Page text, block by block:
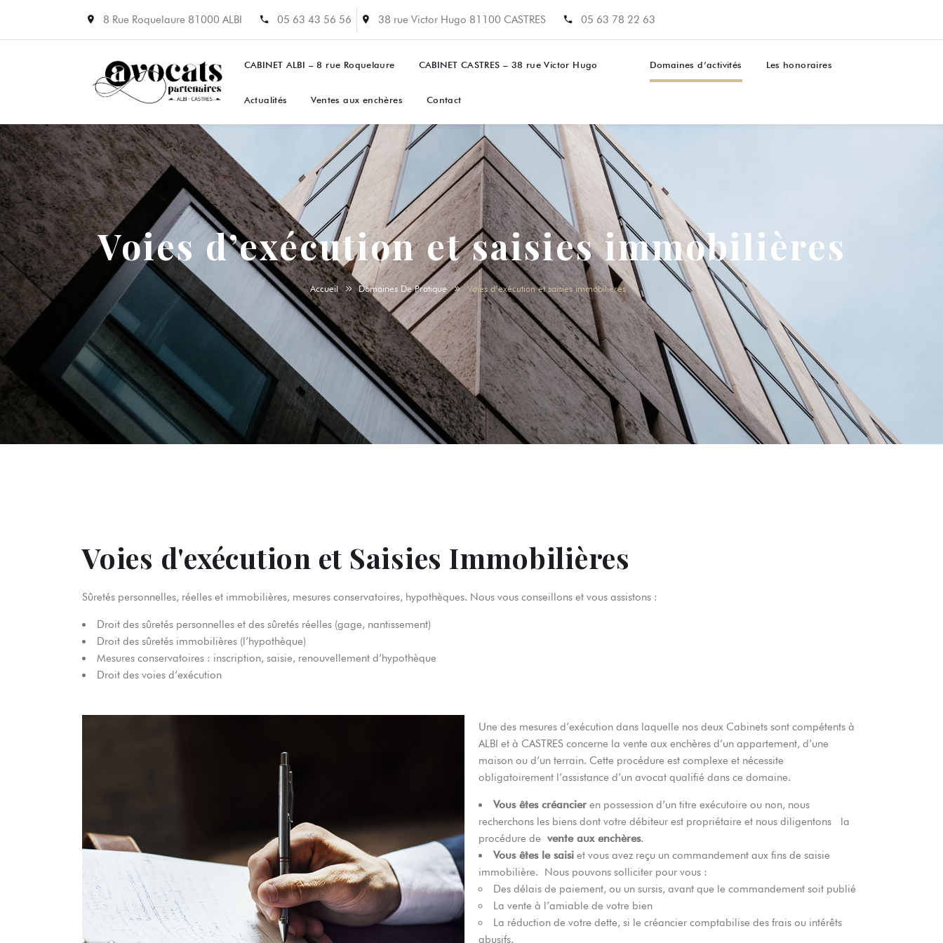
8 Rue Roquelaure 81000 ALBI 05 63 43 56 56 38 rue Victor Hugo 81100 CASTRES 05 63 78 22 63
CABINET ALBI – 8 rue Roquelaure CABINET CASTRES – 38 rue Victor Hugo Domaines d’activités Les honoraires
Actualités Ventes aux enchères Contact
Voies d’exécution et saisies immobilières
Accueil Domaines De Pratique Voies d’exécution et saisies immobilières
Voies d'exécution et Saisies Immobilières
Sûretés personnelles, réelles et immobilières, mesures conservatoires, hypothèques. Nous vous conseillons et vous assistons :
Droit des sûretés personnelles et des sûretés réelles (gage, nantissement)
Droit des sûretés immobilières (l’hypothèque)
Mesures conservatoires : inscription, saisie, renouvellement d’hypothèque
Droit des voies d’exécution
Une des mesures d’exécution dans laquelle nos deux Cabinets sont compétents à
ALBI et à CASTRES concerne la vente aux enchères d’un appartement, d’une
maison ou d’un terrain. Cette procédure est complexe et nécessite
obligatoirement l’assistance d’un avocat qualifié dans ce domaine.
Vous êtes créancieren possession d’un titre exécutoire ou non, nous
recherchons les biens dont votre débiteur est propriétaire et nous diligentons la
procédure de vente aux enchères.
Vous êtes le saisi et vous avez reçu un commandement aux fins de saisie
immobilière. Nous pouvons solliciter pour vous :
Des délais de paiement, ou un sursis, avant que le commandement soit publié
La vente à l’amiable de votre bien
La réduction de votre dette, si le créancier comptabilise des frais ou intérêts
abusifs.